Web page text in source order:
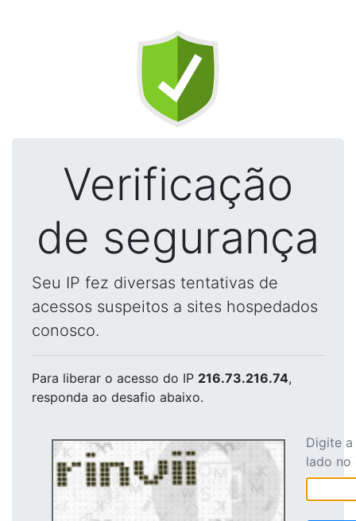
Verificação
de segurança
Seu IP fez diversas tentativas de
acessos suspeitos a sites hospedados
conosco.
Para liberar o acesso do IP 216.73.216.74,
responda ao desafio abaixo.
Digite
lado no